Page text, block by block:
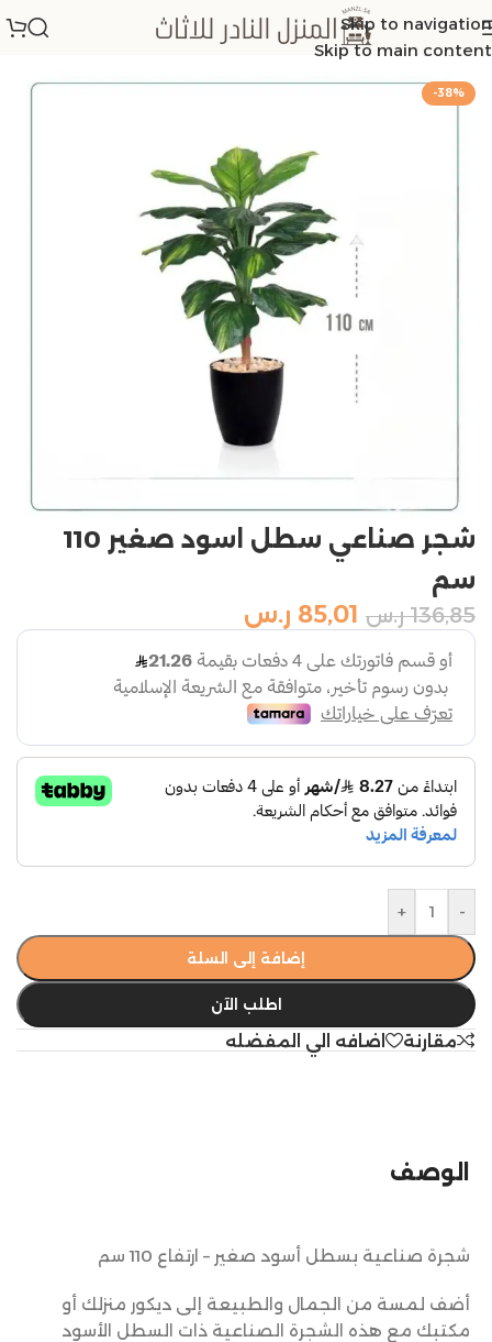
Skip to navigation
Skip to main content
الرئيسية/اشجار
-38%
شجر صناعي سطل اسود صغير 110
سم
136,85 ر.س 85,01 ر.س
-
+
إضافة إلى السلة
اطلب الآن
مقارنة اضافه الي المفضله
الوصف
شجرة صناعية بسطل أسود صغير – ارتفاع 110 سم
أضف لمسة من الجمال والطبيعة إلى ديكور منزلك أو
مكتبك مع هذه الشجرة الصناعية ذات السطل الأسود